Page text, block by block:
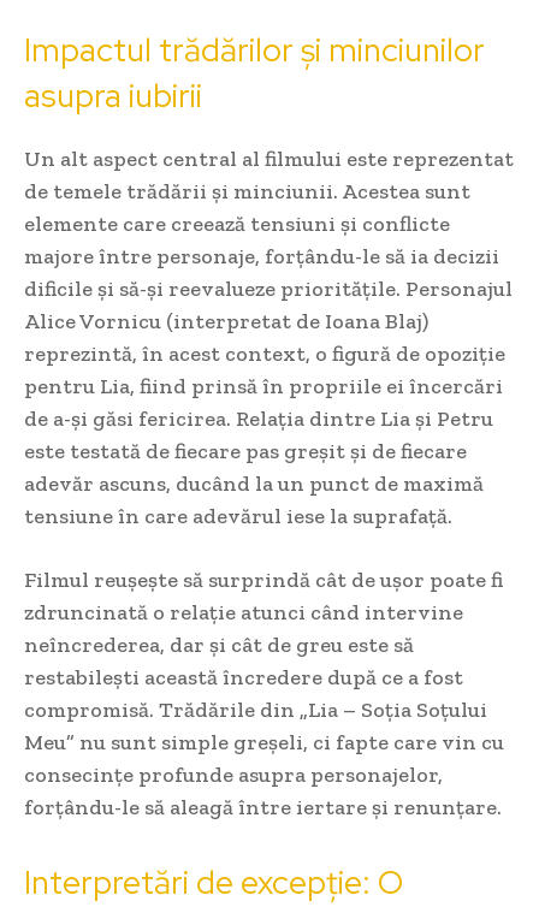
Impactul trădărilor și minciunilor
asupra iubirii
Un alt aspect central al filmului este reprezentat
de temele trădării și minciunii. Acestea sunt
elemente care creează tensiuni și conflicte
majore între personaje, forțându-le să ia decizii
dificile și să-și reevalueze prioritățile. Personajul
Alice Vornicu (interpretat de Ioana Blaj)
reprezintă, în acest context, o figură de opoziție
pentru Lia, fiind prinsă în propriile ei încercări
de a-și găsi fericirea. Relația dintre Lia și Petru
este testată de fiecare pas greșit și de fiecare
adevăr ascuns, ducând la un punct de maximă
tensiune în care adevărul iese la suprafață.
Filmul reușește să surprindă cât de ușor poate fi
zdruncinată o relație atunci când intervine
neîncrederea, dar și cât de greu este să
restabilești această încredere după ce a fost
compromisă. Trădările din „Lia – Soția Soțului
Meu” nu sunt simple greșeli, ci fapte care vin cu
consecințe profunde asupra personajelor,
forțându-le să aleagă între iertare și renunțare.
Interpretări de excepție: O